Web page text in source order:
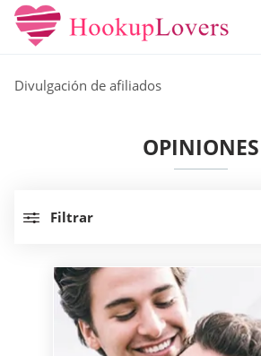
Divulgación de afiliados
OPINIONES
Filtrar